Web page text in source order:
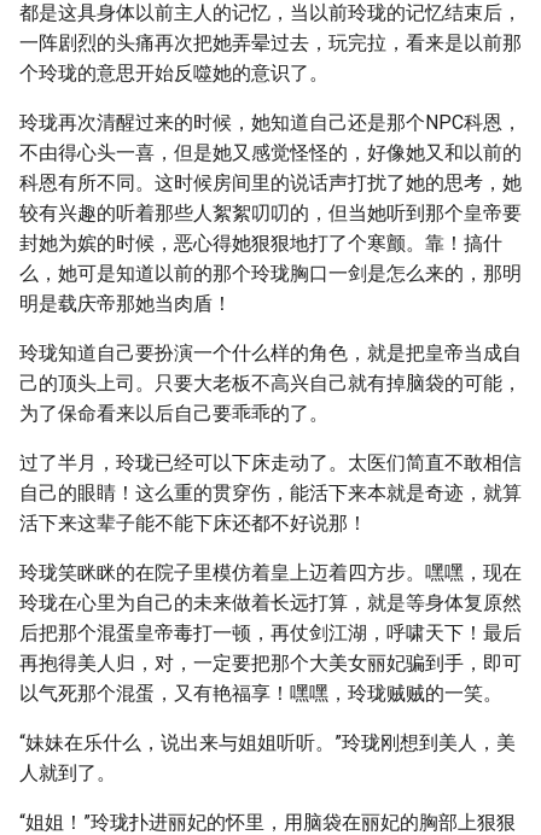
都是这具身体以前主人的记忆，当以前玲珑的记忆结束后，
一阵剧烈的头痛再次把她弄晕过去，玩完拉，看来是以前那
个玲珑的意思开始反噬她的意识了。
玲珑再次清醒过来的时候，她知道自己还是那个NPC科恩，
不由得心头一喜，但是她又感觉怪怪的，好像她又和以前的
科恩有所不同。这时候房间里的说话声打扰了她的思考，她
较有兴趣的听着那些人絮絮叨叨的，但当她听到那个皇帝要
封她为嫔的时候，恶心得她狠狠地打了个寒颤。靠！搞什
么，她可是知道以前的那个玲珑胸口一剑是怎么来的，那明
明是载庆帝那她当肉盾！
玲珑知道自己要扮演一个什么样的角色，就是把皇帝当成自
己的顶头上司。只要大老板不高兴自己就有掉脑袋的可能，
为了保命看来以后自己要乖乖的了。
过了半月，玲珑已经可以下床走动了。太医们简直不敢相信
自己的眼睛！这么重的贯穿伤，能活下来本就是奇迹，就算
活下来这辈子能不能下床还都不好说那！
玲珑笑眯眯的在院子里模仿着皇上迈着四方步。嘿嘿，现在
玲珑在心里为自己的未来做着长远打算，就是等身体复原然
后把那个混蛋皇帝毒打一顿，再仗剑江湖，呼啸天下！最后
再抱得美人归，对，一定要把那个大美女丽妃骗到手，即可
以气死那个混蛋，又有艳福享！嘿嘿，玲珑贼贼的一笑。
“妹妹在乐什么，说出来与姐姐听听。”玲珑刚想到美人，美
人就到了。
“姐姐！”玲珑扑进丽妃的怀里，用脑袋在丽妃的胸部上狠狠